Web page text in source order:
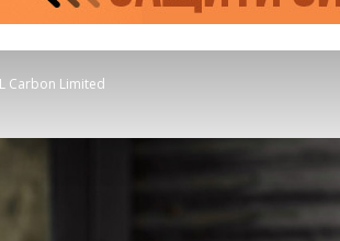
Carbon Limited